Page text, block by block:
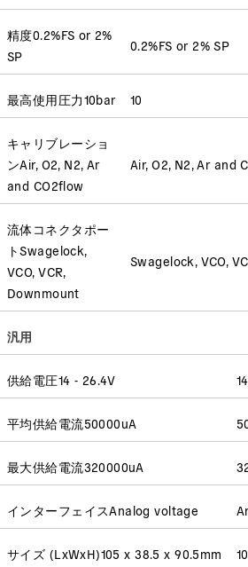
精度0.2%FS or 2%
SP
0.2%FS or 2% SP
最高使用圧力10bar 10
キャリブレーショ
ンAir, O2, N2, Ar
and CO2flow
Air, O2, N2, Ar and
流体コネクタポー
トSwagelock,
VCO, VCR,
Downmount
Swagelock, VCO,
汎用
供給電圧14 - 26.4V
平均供給電流50000uA
最大供給電流320000uA
インターフェイスAnalog voltage
サイズ (LxWxH)105 x 38.5 x 90.5mm